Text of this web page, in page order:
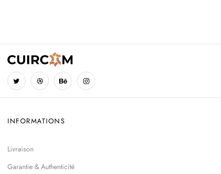
INFORMATIONS
Livraison
Garantie & Authenticité